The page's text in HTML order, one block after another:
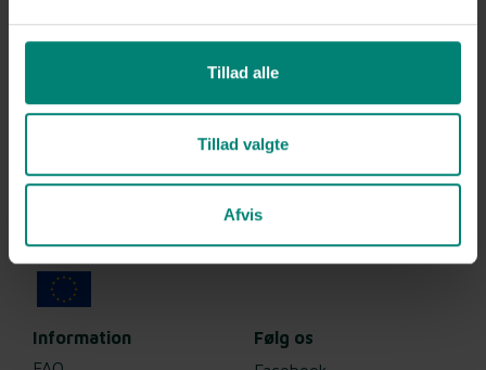
Tillad alle
Tillad valgte
Afvis
6000 Kolding,
CVR 34091986
Produkt
Industri
Information
Følg os